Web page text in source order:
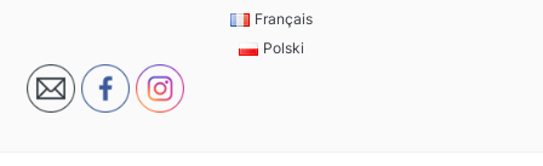
Français
Polski